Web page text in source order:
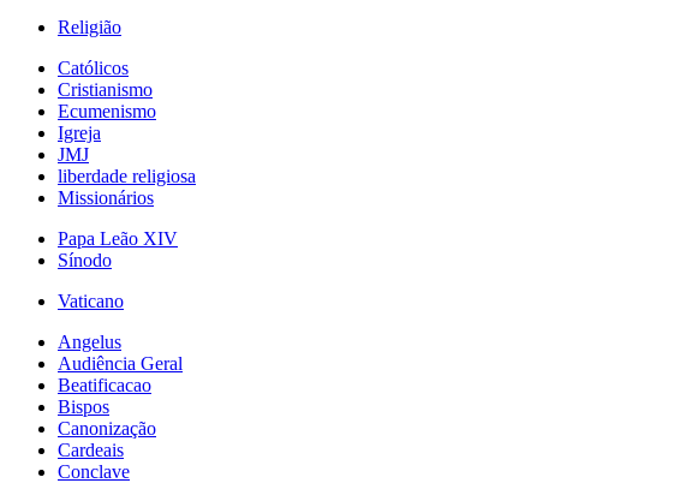
Religião
Católicos
Cristianismo
Ecumenismo
Igreja
JMJ
liberdade religiosa
Missionários
Papa Leão XIV
Sínodo
Vaticano
Angelus
Audiência Geral
Beatificacao
Bispos
Canonização
Cardeais
Conclave